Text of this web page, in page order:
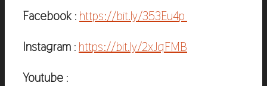
Facebook : https://bit.ly/353Eu4p
Instagram : https://bit.ly/2xJqFMB
Youtube :